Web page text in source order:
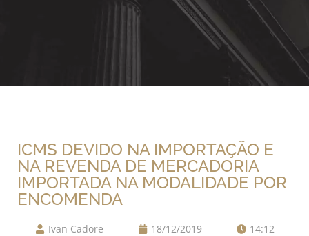
ICMS DEVIDO NA IMPORTAÇÃO E
NA REVENDA DE MERCADORIA
IMPORTADA NA MODALIDADE POR
ENCOMENDA
Ivan Cadore 18/12/2019
14:12